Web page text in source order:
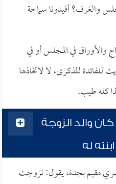
والغرف؟ أفيدونا سماحة
والأوراق في المجلس أو في
للفائدة للذكرى، لا لاتخاذها
كله طيب.
والد الزوجة
له
مقيم بجدة، يقول: تزوجت